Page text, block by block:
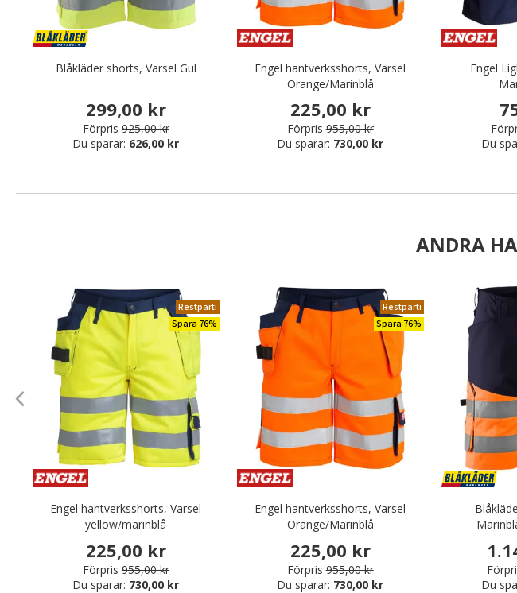
Blåkläder shorts, Varsel Gul
299,00 kr
Förpris 925,00 kr
Du sparar: 626,00 kr
Engel hantverksshorts, Varsel
Orange/Marinblå
225,00 kr
Förpris 955,00 kr
Du sparar: 730,00 kr
Engel
Du
ANDRA
Restparti
Spara 76%
Engel hantverksshorts, Varsel
yellow/marinblå
225,00 kr
Förpris 955,00 kr
Du sparar: 730,00 kr
Restparti
Spara 76%
Engel hantverksshorts, Varsel
Orange/Marinblå
225,00 kr
Förpris 955,00 kr
Du sparar: 730,00 kr
Du